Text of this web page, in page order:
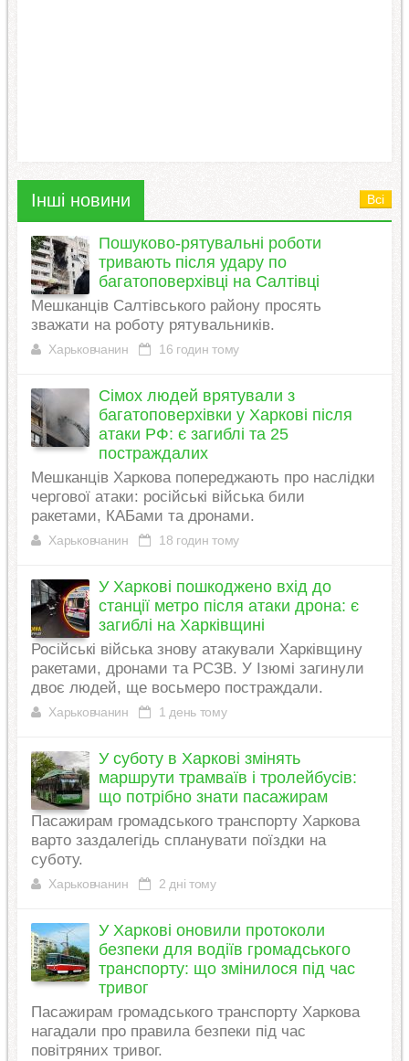
Інші новини Всі
Пошуково-рятувальні роботи
тривають після удару по
багатоповерхівці на Салтівці
Мешканців Салтівського району просять
зважати на роботу рятувальників.
Харьковчанин 16 годин тому
Сімох людей врятували з
багатоповерхівки у Харкові після
атаки РФ: є загиблі та 25
постраждалих
Мешканців Харкова попереджають про наслідки
чергової атаки: російські війська били
ракетами, КАБами та дронами.
Харьковчанин 18 годин тому
У Харкові пошкоджено вхід до
станції метро після атаки дрона: є
загиблі на Харківщині
Російські війська знову атакували Харківщину
ракетами, дронами та РСЗВ. У Ізюмі загинули
двоє людей, ще восьмеро постраждали.
Харьковчанин 1 день тому
У суботу в Харкові змінять
маршрути трамваїв і тролейбусів:
що потрібно знати пасажирам
Пасажирам громадського транспорту Харкова
варто заздалегідь спланувати поїздки на
суботу.
Харьковчанин 2 дні тому
У Харкові оновили протоколи
безпеки для водіїв громадського
транспорту: що змінилося під час
тривог
Пасажирам громадського транспорту Харкова
нагадали про правила безпеки під час
повітряних тривог.